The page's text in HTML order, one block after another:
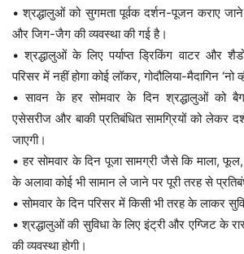
• श्रद्धालुओं को सुगमता पूर्वक दर्शन-पूजन कराए
और जिग-जैग की व्यवस्था की गई है।
• श्रद्धालुओं के लिए पर्याप्त ड्रिकिंग वाटर और
परिसर में नहीं होगा कोई लॉकर, गोदौलिया-मैदागिन ‘नो
• सावन के हर सोमवार के दिन श्रद्धालुओं को
एसेसरीज और बाकी प्रतिबंधित सामग्रियों को लेकर
जाएगी।
• हर सोमवार के दिन पूजा सामग्री जैसे कि माला,
के अलावा कोई भी सामान ले जाने पर पूरी तरह से
• सोमवार के दिन परिसर में किसी भी तरह के लाकर
• श्रद्धालुओं की सुविधा के लिए इंट्री और एग्जिट के
की व्यवस्था होगी।